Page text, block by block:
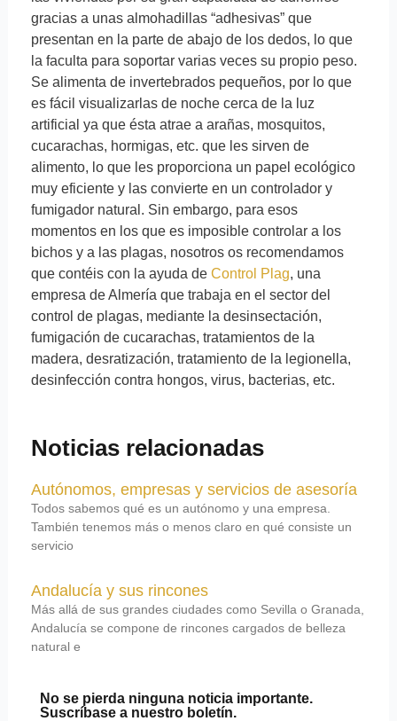
gracias a unas almohadillas “adhesivas” que
presentan en la parte de abajo de los dedos, lo que
la faculta para soportar varias veces su propio peso.
Se alimenta de invertebrados pequeños, por lo que
es fácil visualizarlas de noche cerca de la luz
artificial ya que ésta atrae a arañas, mosquitos,
cucarachas, hormigas, etc. que les sirven de
alimento, lo que les proporciona un papel ecológico
muy eficiente y las convierte en un controlador y
fumigador natural. Sin embargo, para esos
momentos en los que es imposible controlar a los
bichos y a las plagas, nosotros os recomendamos
que contéis con la ayuda de Control Plag, una
empresa de Almería que trabaja en el sector del
control de plagas, mediante la desinsectación,
fumigación de cucarachas, tratamientos de la
madera, desratización, tratamiento de la legionella,
desinfección contra hongos, virus, bacterias, etc.
Noticias relacionadas
Autónomos, empresas y servicios de asesoría
Todos sabemos qué es un autónomo y una empresa.
También tenemos más o menos claro en qué consiste un
servicio
Andalucía y sus rincones
Más allá de sus grandes ciudades como Sevilla o Granada,
Andalucía se compone de rincones cargados de belleza
natural e
No se pierda ninguna noticia importante.
Suscríbase a nuestro boletín.